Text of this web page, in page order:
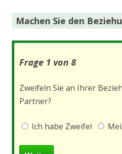
Machen Sie den
Frage 1 von 8
Zweifeln Sie an Ihrer
Partner?
Ich habe Zweifel